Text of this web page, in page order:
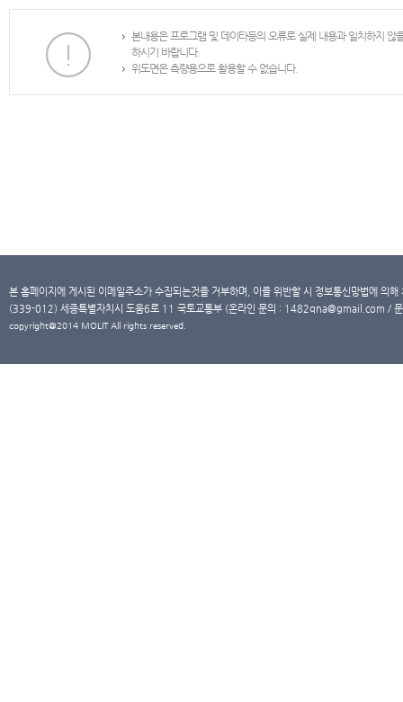
본내용은 프로그램 및 데이타등의 오류로 실제 내용과 일치하지
하시기 바랍니다.
위도면은 측량용으로 활용할 수 없습니다.
본 홈페이지에 게시된 이메일주소가 수집되는것을 거부하며, 이를 위반할 시 정보통신망법에 의
(339-012) 세종특별자치시 도움6로 11 국토교통부 (온라인 문의 : 1482qna@gmail.com /
copyright@2014 MOLIT All rights reserved.